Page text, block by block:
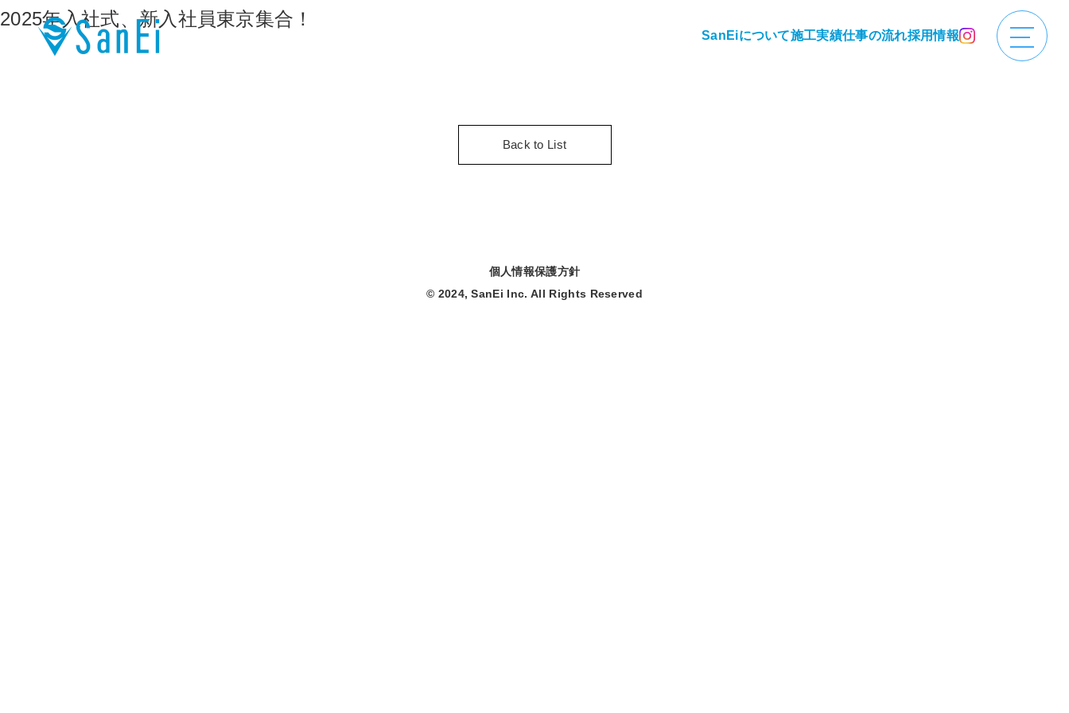
SanEiについて施工実績仕事の流れ採用情報
2025年入社式、新入社員東京集合！
Back to List
個人情報保護方針
© 2024, SanEi Inc. All Rights Reserved